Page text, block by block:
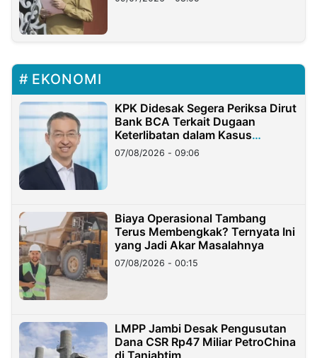
EKONOMI
KPK Didesak Segera Periksa Dirut
Bank BCA Terkait Dugaan
Keterlibatan dalam Kasus
Hilangnya Dana Nasabah Rp2,58
Miliar
07/08/2026 - 09:06
Biaya Operasional Tambang
Terus Membengkak? Ternyata Ini
yang Jadi Akar Masalahnya
07/08/2026 - 00:15
LMPP Jambi Desak Pengusutan
Dana CSR Rp47 Miliar PetroChina
di Tanjabtim